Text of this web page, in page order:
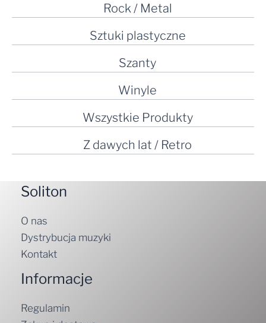
Rock / Metal
Sztuki plastyczne
Szanty
Winyle
Wszystkie Produkty
Z dawych lat / Retro
Soliton
O nas
Dystrybucja muzyki
Kontakt
Informacje
Regulamin